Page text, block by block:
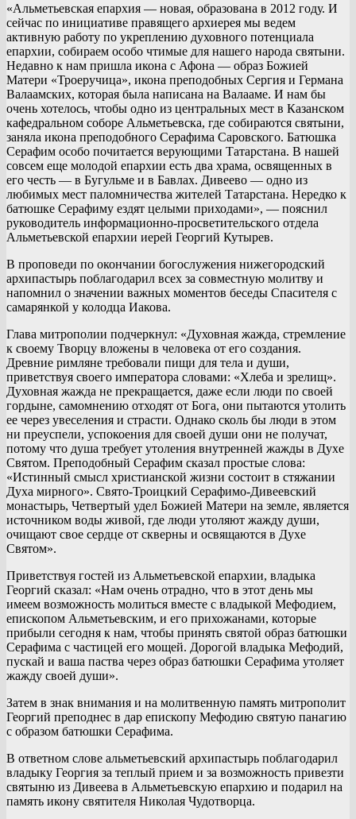
«Альметьевская епархия — новая, образована в 2012 году. И
сейчас по инициативе правящего архиерея мы ведем
активную работу по укреплению духовного потенциала
епархии, собираем особо чтимые для нашего народа святыни.
Недавно к нам пришла икона с Афона — образ Божией
Матери «Троеручица», икона преподобных Сергия и Германа
Валаамских, которая была написана на Валааме. И нам бы
очень хотелось, чтобы одно из центральных мест в Казанском
кафедральном соборе Альметьевска, где собираются святыни,
заняла икона преподобного Серафима Саровского. Батюшка
Серафим особо почитается верующими Татарстана. В нашей
совсем еще молодой епархии есть два храма, освященных в
его честь — в Бугульме и в Бавлах. Дивеево — одно из
любимых мест паломничества жителей Татарстана. Нередко к
батюшке Серафиму ездят целыми приходами», — пояснил
руководитель информационно-просветительского отдела
Альметьевской епархии иерей Георгий Кутырев.
В проповеди по окончании богослужения нижегородский
архипастырь поблагодарил всех за совместную молитву и
напомнил о значении важных моментов беседы Спасителя с
самарянкой у колодца Иакова.
Глава митрополии подчеркнул: «Духовная жажда, стремление
к своему Творцу вложены в человека от его создания.
Древние римляне требовали пищи для тела и души,
приветствуя своего императора словами: «Хлеба и зрелищ».
Духовная жажда не прекращается, даже если люди по своей
гордыне, самомнению отходят от Бога, они пытаются утолить
ее через увеселения и страсти. Однако сколь бы люди в этом
ни преуспели, успокоения для своей души они не получат,
потому что душа требует утоления внутренней жажды в Духе
Святом. Преподобный Серафим сказал простые слова:
«Истинный смысл христианской жизни состоит в стяжании
Духа мирного». Свято-Троицкий Серафимо-Дивеевский
монастырь, Четвертый удел Божией Матери на земле, является
источником воды живой, где люди утоляют жажду души,
очищают свое сердце от скверны и освящаются в Духе
Святом».
Приветствуя гостей из Альметьевской епархии, владыка
Георгий сказал: «Нам очень отрадно, что в этот день мы
имеем возможность молиться вместе с владыкой Мефодием,
епископом Альметьевским, и его прихожанами, которые
прибыли сегодня к нам, чтобы принять святой образ батюшки
Серафима с частицей его мощей. Дорогой владыка Мефодий,
пускай и ваша паства через образ батюшки Серафима утоляет
жажду своей души».
Затем в знак внимания и на молитвенную память митрополит
Георгий преподнес в дар епископу Мефодию святую панагию
с образом батюшки Серафима.
В ответном слове альметьевский архипастырь поблагодарил
владыку Георгия за теплый прием и за возможность привезти
святыню из Дивеева в Альметьевскую епархию и подарил на
память икону святителя Николая Чудотворца.